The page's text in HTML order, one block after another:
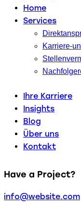
Home
Services
Karriere-
Ihre Karriere
Insights
Blog
Über uns
Kontakt
Have a Project?
info@website.com